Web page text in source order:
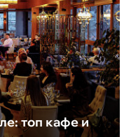
топ кафе и